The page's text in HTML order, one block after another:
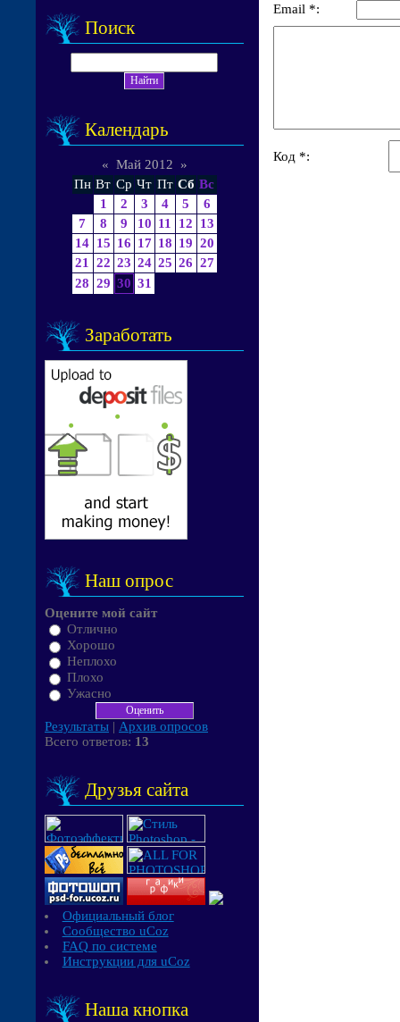
Поиск
Календарь
« Май 2012
»
Пн Вт Ср Чт Пт Сб Вс
1
2 3 4 5
6
7
8 9 10 11 12
13
14 15 16 17 18 19 20
21
22 23 24 25 26 27
28 29 30 31
Заработать
Наш опрос
Оцените мой сайт
Отлично
Хорошо
Неплохо
Плохо
Ужасно
Результаты | Архив опросов
Всего ответов: 13
Друзья сайта
Официальный блог
Сообщество uCoz
FAQ по системе
Инструкции для uCoz
Наша кнопка
Email *:
Код *: